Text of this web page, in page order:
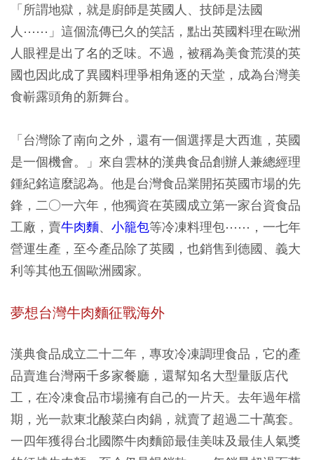
「所謂地獄，就是廚師是英國人、技師是法國
人⋯⋯」這個流傳已久的笑話，點出英國料理在歐洲
人眼裡是出了名的乏味。不過，被稱為美食荒漠的英
國也因此成了異國料理爭相角逐的天堂，成為台灣美
食嶄露頭角的新舞台。
「台灣除了南向之外，還有一個選擇是大西進，英國
是一個機會。」來自雲林的漢典食品創辦人兼總經理
鍾紀銘這麼認為。他是台灣食品業開拓英國市場的先
鋒，二○一六年，他獨資在英國成立第一家台資食品
工廠，賣牛肉麵、 小籠包等冷凍料理包⋯⋯，一七年
營運生產，至今產品除了英國，也銷售到德國、義大
利等其他五個歐洲國家。
夢想台灣牛肉麵征戰海外
漢典食品成立二十二年，專攻冷凍調理食品，它的產
品賣進台灣兩千多家餐廳，還幫知名大型量販店代
工，在冷凍食品市場擁有自己的一片天。去年過年檔
期，光一款東北酸菜白肉鍋，就賣了超過二十萬套。
一四年獲得台北國際牛肉麵節最佳美味及最佳人氣獎